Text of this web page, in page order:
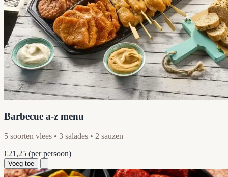
Barbecue a-z menu
5 soorten vlees • 3 salades • 2 sauzen
€21,25 (per persoon)
Voeg toe